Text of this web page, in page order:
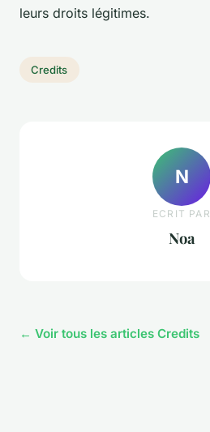
leurs droits légitimes.
Credits
N
ECRIT PAR
Noa
← Voir tous les articles Credits